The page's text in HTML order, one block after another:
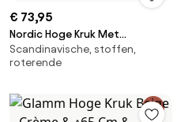
€ 73,95
Nordic Hoge Kruk Met
Kunstleren Kussen Grijs – Koel &
↑75 Cm - Sklum
Scandinavische, stoffen,
roterende